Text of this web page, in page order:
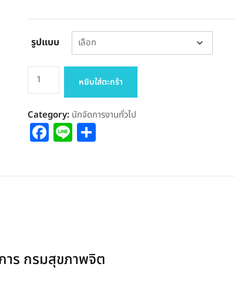
รูปแบบ
จำนวน
นัก
จัดการ
ปฏิบัติ
66
หยิบใส่ตะกร้า
Category: นักจัดการงานทั่วไป
Facebook
LineShare
ร กรมสุขภาพจิต